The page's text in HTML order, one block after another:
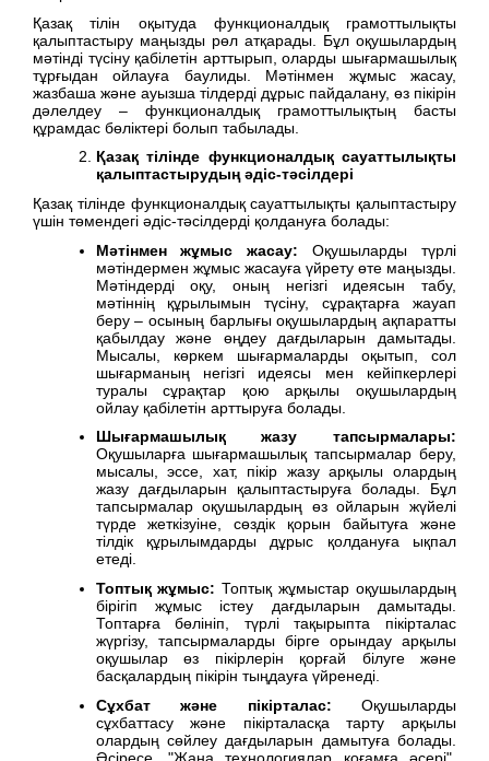
Қазақ тілін оқытуда функционалдық грамоттылықты
қалыптастыру маңызды рөл атқарады. Бұл оқушылардың
мәтінді түсіну қабілетін арттырып, оларды шығармашылық
тұрғыдан ойлауға баулиды. Мәтінмен жұмыс жасау,
жазбаша және ауызша тілдерді дұрыс пайдалану, өз пікірін
дәлелдеу – функционалдық грамоттылықтың басты
құрамдас бөліктері болып табылады.
Қазақ тілінде функционалдық сауаттылықты
қалыптастырудың әдіс-тәсілдері
Қазақ тілінде функционалдық сауаттылықты қалыптастыру
үшін төмендегі әдіс-тәсілдерді қолдануға болады:
Мәтінмен жұмыс жасау: Оқушыларды түрлі
мәтіндермен жұмыс жасауға үйрету өте маңызды.
Мәтіндерді оқу, оның негізгі идеясын табу,
мәтіннің құрылымын түсіну, сұрақтарға жауап
беру – осының барлығы оқушылардың ақпаратты
қабылдау және өңдеу дағдыларын дамытады.
Мысалы, көркем шығармаларды оқытып, сол
шығарманың негізгі идеясы мен кейіпкерлері
туралы сұрақтар қою арқылы оқушылардың
ойлау қабілетін арттыруға болады.
Шығармашылық жазу тапсырмалары:
Оқушыларға шығармашылық тапсырмалар беру,
мысалы, эссе, хат, пікір жазу арқылы олардың
жазу дағдыларын қалыптастыруға болады. Бұл
тапсырмалар оқушылардың өз ойларын жүйелі
түрде жеткізуіне, сөздік қорын байытуға және
тілдік құрылымдарды дұрыс қолдануға ықпал
етеді.
Топтық жұмыс: Топтық жұмыстар оқушылардың
бірігіп жұмыс істеу дағдыларын дамытады.
Топтарға бөлініп, түрлі тақырыпта пікірталас
жүргізу, тапсырмаларды бірге орындау арқылы
оқушылар өз пікірлерін қорғай білуге және
басқалардың пікірін тыңдауға үйренеді.
Сұхбат және пікірталас: Оқушыларды
сұхбаттасу және пікірталасқа тарту арқылы
олардың сөйлеу дағдыларын дамытуға болады.
Әсіресе, "Жаңа технологиялар қоғамға әсері",